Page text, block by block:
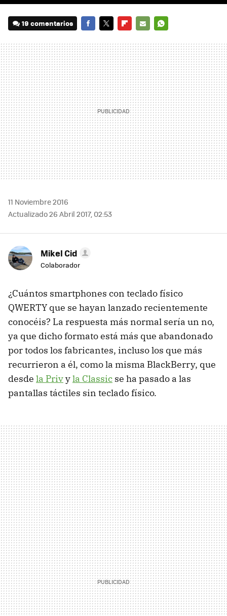
19 comentarios
MAIL
11 Noviembre 2016
Actualizado 26 Abril 2017, 02:53
Mikel Cid
Colaborador
¿Cuántos smartphones con teclado físico
QWERTY que se hayan lanzado recientemente
conocéis? La respuesta más normal sería un no,
ya que dicho formato está más que abandonado
por todos los fabricantes, incluso los que más
recurrieron a él, como la misma BlackBerry, que
desde la Privyla Classic se ha pasado a las
pantallas táctiles sin teclado físico.